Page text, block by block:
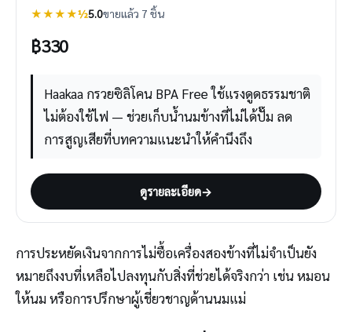
★★★★½5.0ขายแล้ว 7 ชิ้น
฿330
Haakaa กรวยซิลิโคน BPA Free ใช้แรงดูดธรรมชาติ
ไม่ต้องใช้ไฟ — ช่วยเก็บน้ำนมข้างที่ไม่ได้ปั๊ม ลด
การสูญเสียที่บทความแนะนำให้คำนึงถึง
ดูรายละเอียด→
การประหยัดเงินจากการไม่ซื้อเครื่องสองข้างที่ไม่จำเป็นยัง
หมายถึงงบที่เหลือไปลงทุนกับสิ่งที่ช่วยได้จริงกว่า เช่น หมอน
ให้นม หรือการปรึกษาผู้เชี่ยวชาญด้านนมแม่